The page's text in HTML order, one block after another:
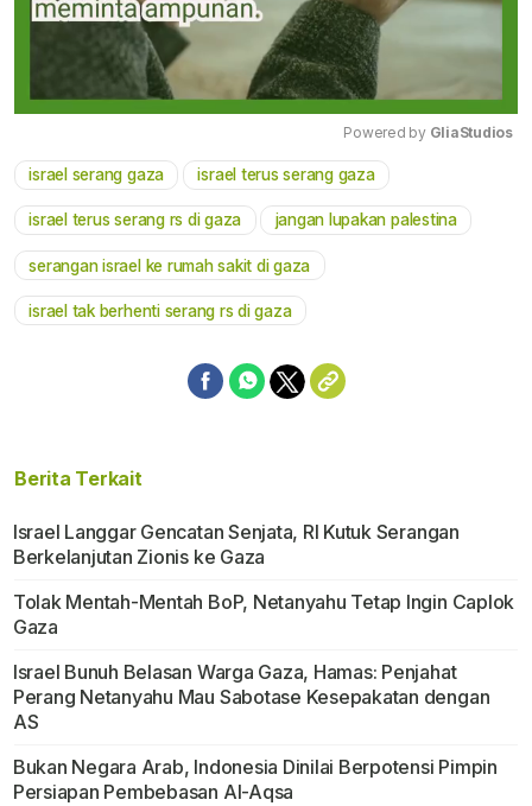
Powered by GliaStudios
israel serang gaza israel terus serang gaza
israel terus serang rs di gaza jangan lupakan palestina
serangan israel ke rumah sakit di gaza
israel tak berhenti serang rs di gaza
Berita Terkait
Israel Langgar Gencatan Senjata, RI Kutuk Serangan
Berkelanjutan Zionis ke Gaza
Tolak Mentah-Mentah BoP, Netanyahu Tetap Ingin Caplok
Gaza
Israel Bunuh Belasan Warga Gaza, Hamas: Penjahat
Perang Netanyahu Mau Sabotase Kesepakatan dengan
AS
Bukan Negara Arab, Indonesia Dinilai Berpotensi Pimpin
Persiapan Pembebasan Al-Aqsa